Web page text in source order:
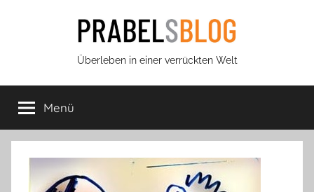
Prabels
Blog
Überleben in einer verrückten Welt
Menü